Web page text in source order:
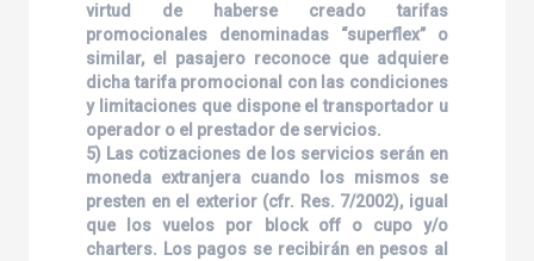
virtud de haberse creado tarifas
promocionales denominadas “superflex” o
similar, el pasajero reconoce que adquiere
dicha tarifa promocional con las condiciones
y limitaciones que dispone el transportador u
operador o el prestador de servicios.
5) Las cotizaciones de los servicios serán en
moneda extranjera cuando los mismos se
presten en el exterior (cfr. Res. 7/2002), igual
que los vuelos por block off o cupo y/o
charters. Los pagos se recibirán en pesos al